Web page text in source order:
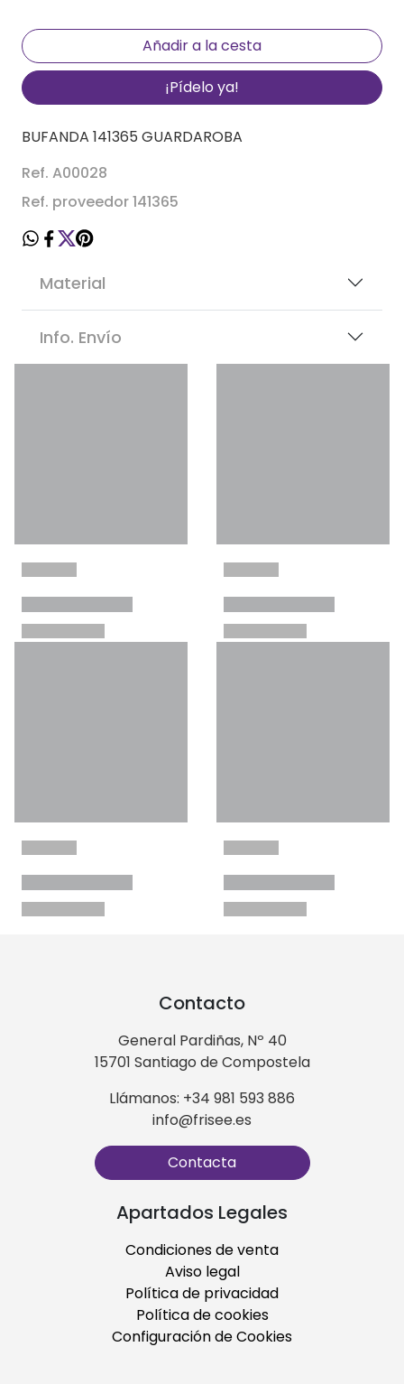
¡Pídelo ya!
BUFANDA 141365 GUARDAROBA
Ref. A00028
Ref. proveedor 141365
Material
Info. Envío
Contacto
General Pardiñas, Nº 40
15701 Santiago de Compostela
Llámanos: +34 981 593 886
info@frisee.es
Contacta
Apartados Legales
Condiciones de venta
Aviso legal
Política de privacidad
Política de cookies
Configuración de Cookies